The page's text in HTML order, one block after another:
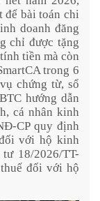
để bài toán chi
doanh đăng
chỉ được tặng
tiền mà còn
trong 6
chứng từ, sổ
hướng dẫn
cá nhân kinh
CP quy định
với hộ kinh
18/2026/TT-
đối với hộ